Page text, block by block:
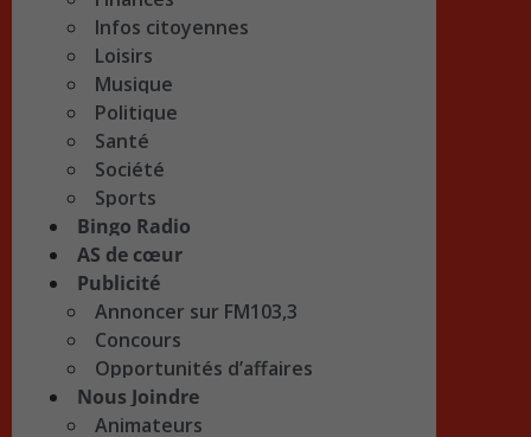
Infos citoyennes
Loisirs
Musique
Politique
Santé
Société
Sports
Bingo Radio
AS de cœur
Publicité
Annoncer sur FM103,3
Concours
Opportunités d’affaires
Nous Joindre
Animateurs